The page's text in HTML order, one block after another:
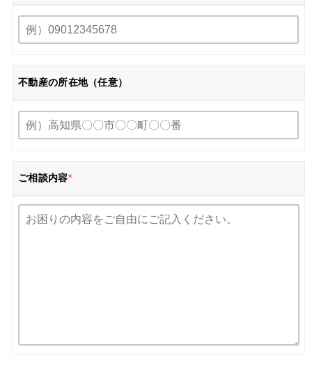
不動産の所在地（任意）
ご相談内容*